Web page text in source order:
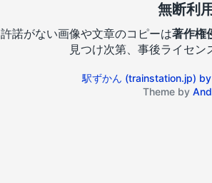
無断利
許諾がない画像や文章のコピーは著作権
見つけ次第、事後ライセ
駅ずかん (trainstation.jp)
Theme by